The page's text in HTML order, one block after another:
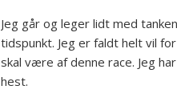
Jeg går og leger lidt med
tidspunkt. Jeg er faldt helt vil
skal være af denne race. Jeg
hest.